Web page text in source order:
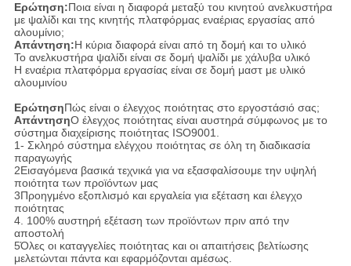
Ερώτηση:Ποια είναι η διαφορά μεταξύ του κινητού ανελκυστήρα
με ψαλίδι και της κινητής πλατφόρμας εναέριας εργασίας από
αλουμίνιο;
Απάντηση:Η κύρια διαφορά είναι από τη δομή και το υλικό
Το ανελκυστήρα ψαλίδι είναι σε δομή ψαλίδι με χάλυβα υλικό
Η εναέρια πλατφόρμα εργασίας είναι σε δομή μαστ με υλικό
αλουμινίου
ΕρώτησηΠώς είναι ο έλεγχος ποιότητας στο εργοστάσιό σας;
ΑπάντησηΟ έλεγχος ποιότητας είναι αυστηρά σύμφωνος με το
σύστημα διαχείρισης ποιότητας ISO9001.
1- Σκληρό σύστημα ελέγχου ποιότητας σε όλη τη διαδικασία
παραγωγής
2Εισαγόμενα βασικά τεχνικά για να εξασφαλίσουμε την υψηλή
ποιότητα των προϊόντων μας
3Προηγμένο εξοπλισμό και εργαλεία για εξέταση και έλεγχο
ποιότητας
4. 100% αυστηρή εξέταση των προϊόντων πριν από την
αποστολή
5Όλες οι καταγγελίες ποιότητας και οι απαιτήσεις βελτίωσης
μελετώνται πάντα και εφαρμόζονται αμέσως.